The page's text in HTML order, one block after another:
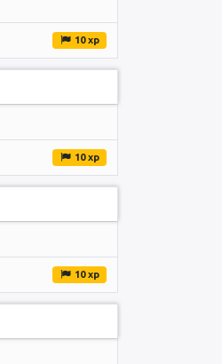
10 xp
10 xp
10 xp